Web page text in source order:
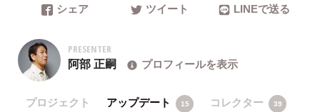
シェア ツイート LINEで送る
PRESENTER
阿部 正嗣 プロフィールを表示
プロジェクト アップデート 15 コレクター 39